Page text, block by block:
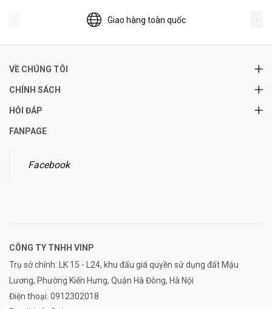
Giao hàng toàn quốc
VỀ CHÚNG TÔI
CHÍNH SÁCH
HỎI ĐÁP
FANPAGE
Facebook
CÔNG TY TNHH VINP
Trụ sở chính: LK 15 - L24, khu đấu giá quyền sử dụng đất Mậu
Lương, Phường Kiến Hưng, Quận Hà Đông, Hà Nội
Điện thoại: 0912302018